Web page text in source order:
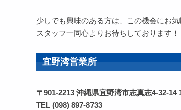
少しでも興味のある方は、この機会にお
スタッフ一同心よりお待ちしております！
宜野湾営業所
〒901-2213 沖縄県宜野湾市志真志4-32-14
TEL (098) 897-8733